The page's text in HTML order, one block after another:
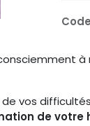
vos
de votre